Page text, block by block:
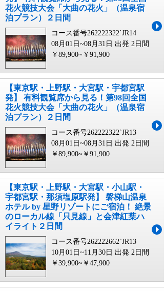
花火競技大会「大曲の花火」（温泉宿
泊プラン）２日間
コース番号262222322`JR14
08月01日~08月31日 出発 2日間
￥89,900~￥91,900
【東京駅・上野駅・大宮駅・宇都宮駅
発】 有料観覧席から見る！第98回全国
花火競技大会「大曲の花火」（温泉宿
泊プラン）２日間
コース番号262222322`JR13
08月01日~08月31日 出発 2日間
￥89,900~￥91,900
【東京駅・上野駅・大宮駅・小山駅・
宇都宮駅・那須塩原駅発】 磐梯山温泉
ホテル by 星野リゾートにご宿泊！ 絶景
のローカル線「只見線」と会津紅葉ハ
イライト２日間
コース番号262222662`JR13
10月01日~11月30日 出発 2日間
￥39,900~￥47,900